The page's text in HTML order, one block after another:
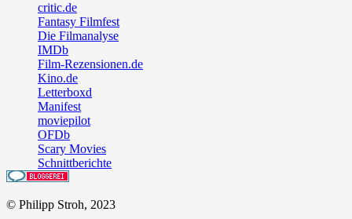
critic.de
Fantasy Filmfest
Die Filmanalyse
IMDb
Film-Rezensionen.de
Kino.de
Letterboxd
Manifest
moviepilot
OFDb
Scary Movies
Schnittberichte
© Philipp Stroh, 2023